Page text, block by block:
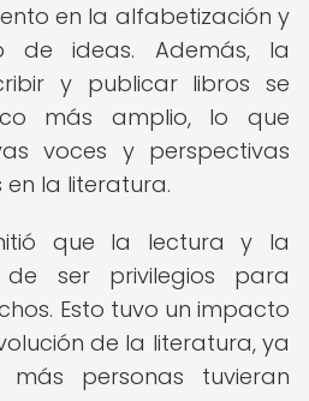
en la alfabetización y
de ideas. Además, la
y publicar libros se
más amplio, lo que
voces y perspectivas
la literatura.
que la lectura y la
ser privilegios para
Esto tuvo un impacto
de la literatura, ya
personas tuvieran